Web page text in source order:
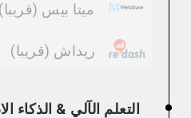
ميتا بيس (قريبا)
ريداش (قريبا)
التعلم الآلي & الذكاء